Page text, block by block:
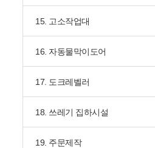
15. 고소작업대
16. 자동물막이도어
17. 도크레벨러
18. 쓰레기 집하시설
19. 주문제작